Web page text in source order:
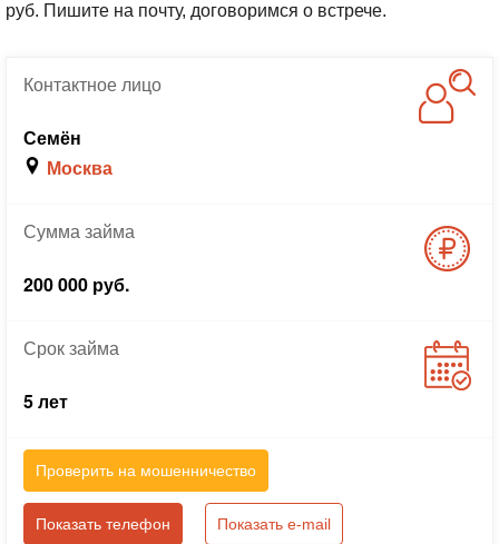
руб. Пишите на почту, договоримся о встрече.
Контактноелицо
Семён
Москва
Суммазайма
200 000 руб.
Срокзайма
5 лет
Проверить на мошенничество
Показать телефон Показать e-mail